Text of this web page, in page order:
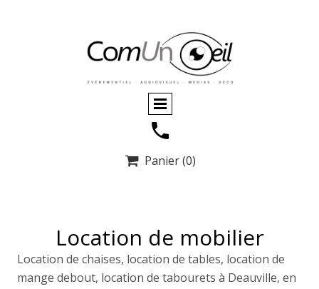
 Panier(0)
Location de mobilier
Location de chaises, location de tables, location de
mange debout, location de tabourets à Deauville, en